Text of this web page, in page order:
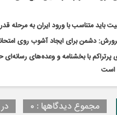
باید متناسب با ورود ایران به مرحله
دشمن برای ایجاد آشوب روی
است
مجموع دیدگاهها : 0